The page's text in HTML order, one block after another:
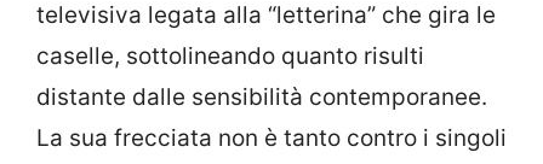
televisiva legata alla “letterina” che gira le
caselle, sottolineando quanto risulti
distante dalle sensibilità contemporanee.
La sua frecciata non è tanto contro i singoli